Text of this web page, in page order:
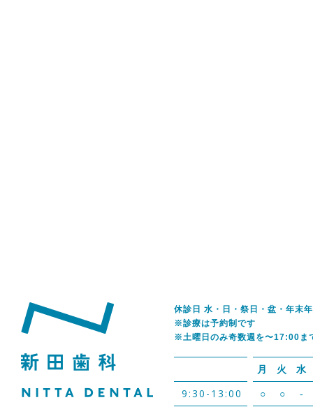
休診日 水・日・祭日・盆・年末
※診療は予約制です
※土曜日のみ奇数週を〜17:00ま
月 火
水
9:30-13:00
○ ○ -